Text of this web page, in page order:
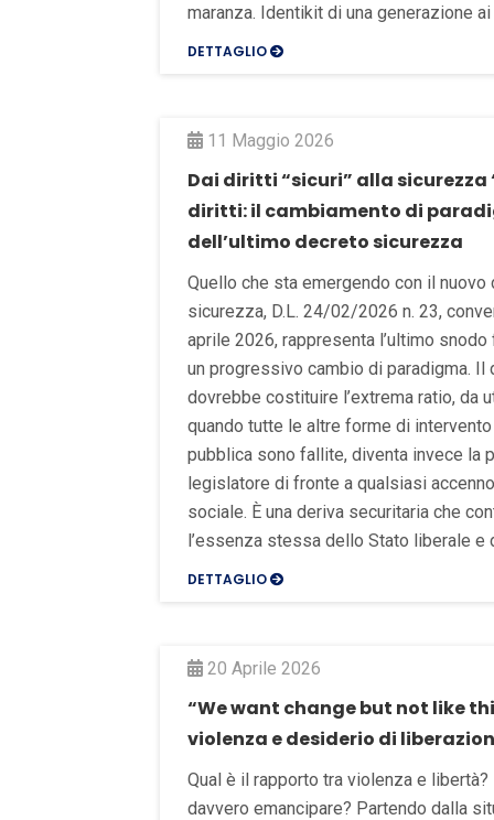
maranza. Identikit di una generazione ai
DETTAGLIO
11 Maggio 2026
Dai diritti “sicuri” alla sicurezza
diritti: il cambiamento di
dell’ultimo decreto sicurezza
Quello che sta emergendo con il nuovo
sicurezza, D.L. 24/02/2026 n. 23,
aprile 2026, rappresenta l’ultimo
un progressivo cambio di paradigma. Il
dovrebbe costituire l’extrema ratio, da
quando tutte le altre forme di
pubblica sono fallite, diventa invece la
legislatore di fronte a qualsiasi
sociale. È una deriva securitaria che
l’essenza stessa dello Stato liberale e
DETTAGLIO
20 Aprile 2026
“We want change but not like
violenza e desiderio di
Qual è il rapporto tra violenza e
davvero emancipare? Partendo dalla